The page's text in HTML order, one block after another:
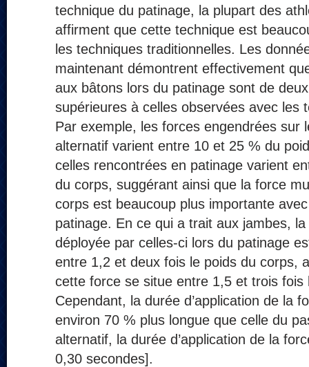
technique du patinage, la plupart des
affirment que cette technique est
les techniques traditionnelles. Les
maintenant démontrent effectivement
aux bâtons lors du patinage sont de
supérieures à celles observées avec les
Par exemple, les forces engendrées sur
alternatif varient entre 10 et 25 % du
celles rencontrées en patinage varient
du corps, suggérant ainsi que la force
corps est beaucoup plus importante
patinage. En ce qui a trait aux jambes,
déployée par celles-ci lors du patinage
entre 1,2 et deux fois le poids du corps,
cette force se situe entre 1,5 et trois fois
Cependant, la durée d’application de la
environ 70 % plus longue que celle du
alternatif, la durée d’application de la
0,30 secondes].